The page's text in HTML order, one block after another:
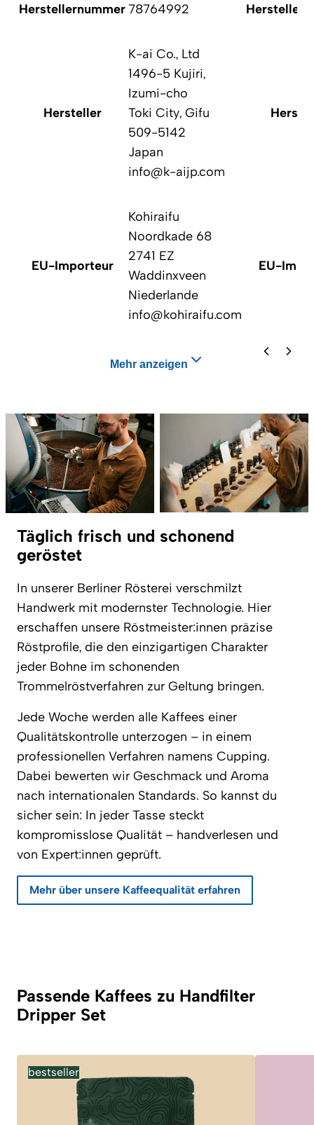
Herstellernummer78764992
Hersteller
K-ai Co., Ltd
1496-5 Kujiri,
Izumi-cho
Toki City, Gifu
509-5142
Japan
info@k-aijp.com
EU-Importeur
Kohiraifu
Noordkade 68
2741 EZ
Waddinxveen
Niederlande
info@kohiraifu.com
EU-
Mehr anzeigen
Täglich frisch und schonend
geröstet
In unserer Berliner Rösterei verschmilzt
Handwerk mit modernster Technologie. Hier
erschaffen unsere Röstmeister:innen präzise
Röstprofile, die den einzigartigen Charakter
jeder Bohne im schonenden
Trommelröstverfahren zur Geltung bringen.
Jede Woche werden alle Kaffees einer
Qualitätskontrolle unterzogen – in einem
professionellen Verfahren namens Cupping.
Dabei bewerten wir Geschmack und Aroma
nach internationalen Standards. So kannst du
sicher sein: In jeder Tasse steckt
kompromisslose Qualität – handverlesen und
von Expert:innen geprüft.
Mehr über unsere Kaffeequalität erfahren
Passende Kaffees zu Handfilter
Dripper Set
bestseller